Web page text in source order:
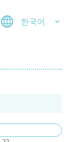
한국어